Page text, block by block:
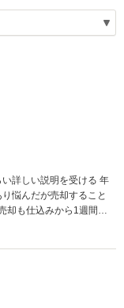
詳しい説明を受ける 年
悩んだが売却すること
却も仕込みから1週間で